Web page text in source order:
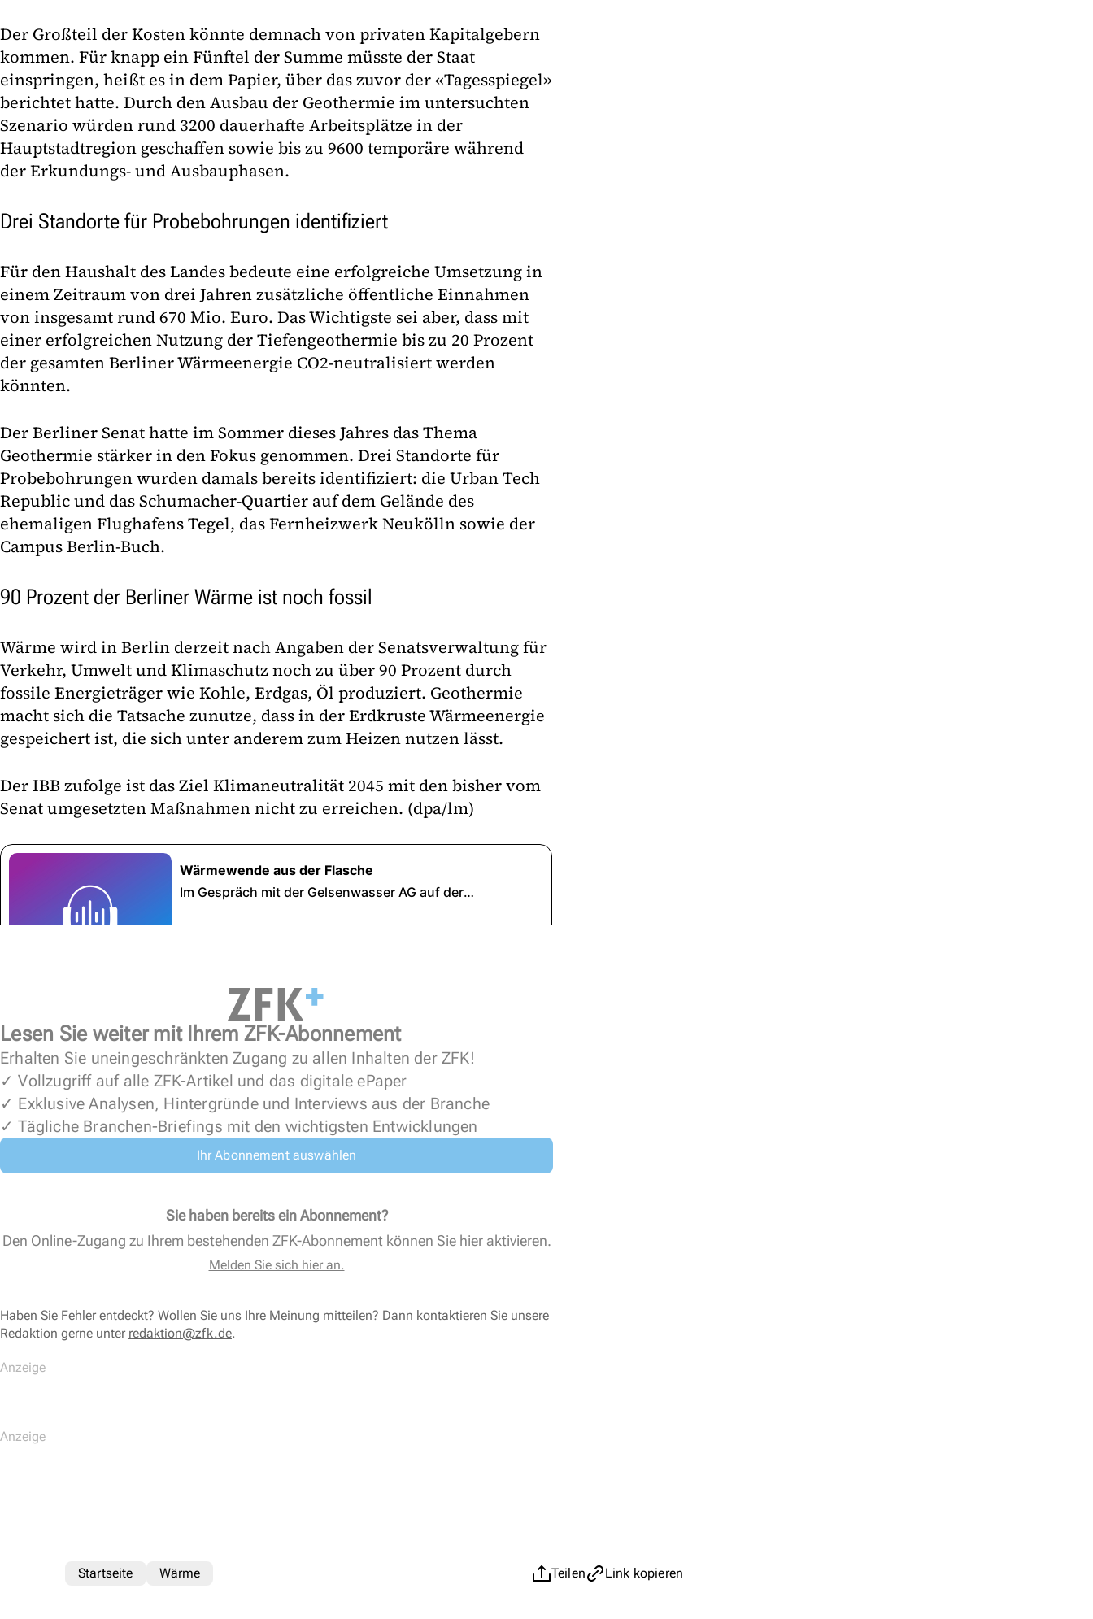
Der Großteil der Kosten könnte demnach von privaten Kapitalgebern
kommen. Für knapp ein Fünftel der Summe müsste der Staat
einspringen, heißt es in dem Papier, über das zuvor der «Tagesspiegel»
berichtet hatte. Durch den Ausbau der Geothermie im untersuchten
Szenario würden rund 3200 dauerhafte Arbeitsplätze in der
Hauptstadtregion geschaffen sowie bis zu 9600 temporäre während
der Erkundungs- und Ausbauphasen.
Drei Standorte für Probebohrungen identifiziert
Für den Haushalt des Landes bedeute eine erfolgreiche Umsetzung in
einem Zeitraum von drei Jahren zusätzliche öffentliche Einnahmen
von insgesamt rund 670 Mio. Euro. Das Wichtigste sei aber, dass mit
einer erfolgreichen Nutzung der Tiefengeothermie bis zu 20 Prozent
der gesamten Berliner Wärmeenergie CO2-neutralisiert werden
könnten.
Der Berliner Senat hatte im Sommer dieses Jahres das Thema
Geothermie stärker in den Fokus genommen. Drei Standorte für
Probebohrungen wurden damals bereits identifiziert: die Urban Tech
Republic und das Schumacher-Quartier auf dem Gelände des
ehemaligen Flughafens Tegel, das Fernheizwerk Neukölln sowie der
Campus Berlin-Buch.
90 Prozent der Berliner Wärme ist noch fossil
Wärme wird in Berlin derzeit nach Angaben der Senatsverwaltung für
Verkehr, Umwelt und Klimaschutz noch zu über 90 Prozent durch
fossile Energieträger wie Kohle, Erdgas, Öl produziert. Geothermie
macht sich die Tatsache zunutze, dass in der Erdkruste Wärmeenergie
gespeichert ist, die sich unter anderem zum Heizen nutzen lässt.
Der IBB zufolge ist das Ziel Klimaneutralität 2045 mit den bisher vom
Senat umgesetzten Maßnahmen nicht zu erreichen. (dpa/lm)
Lesen Sie weiter mit Ihrem ZFK-Abonnement
Erhalten Sie uneingeschränkten Zugang zu allen Inhalten der ZFK!
✓ Vollzugriff auf alle ZFK-Artikel und das digitale ePaper
✓ Exklusive Analysen, Hintergründe und Interviews aus der Branche
✓ Tägliche Branchen-Briefings mit den wichtigsten Entwicklungen
Ihr Abonnement auswählen
Sie haben bereits ein Abonnement?
Den Online-Zugang zu Ihrem bestehenden ZFK-Abonnement können Sie hier aktivieren.
Melden Sie sich hier an.
Haben Sie Fehler entdeckt? Wollen Sie uns Ihre Meinung mitteilen? Dann kontaktieren Sie unsere
Redaktion gerne unter redaktion@zfk.de.
Teilen Link kopieren
Startseite Wärme